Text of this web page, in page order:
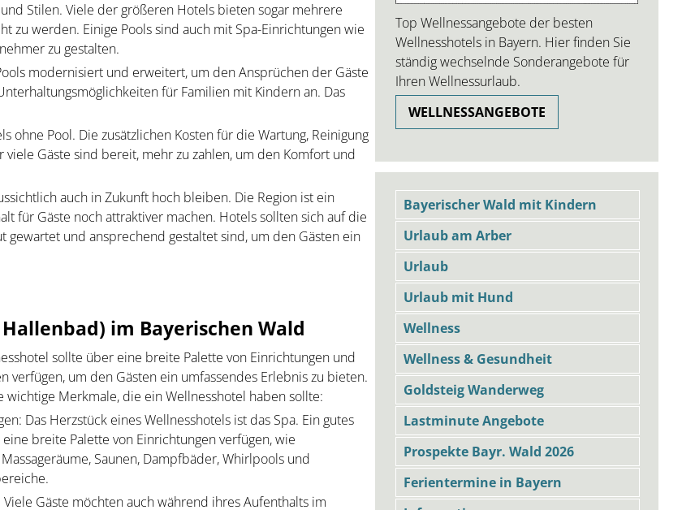
Stilen. Viele der größeren Hotels bieten sogar mehrere
zu werden. Einige Pools sind auch mit Spa-Einrichtungen wie
zu gestalten.
modernisiert und erweitert, um den Ansprüchen der Gäste
für Familien mit Kindern an. Das
Pool. Die zusätzlichen Kosten für die Wartung, Reinigung
Gäste sind bereit, mehr zu zahlen, um den Komfort und
auch in Zukunft hoch bleiben. Die Region ist ein
für Gäste noch attraktiver machen. Hotels sollten sich auf die
und ansprechend gestaltet sind, um den Gästen ein
im Bayerischen Wald
sollte über eine breite Palette von Einrichtungen und
verfügen, um den Gästen ein umfassendes Erlebnis zu bieten.
wichtige Merkmale, die ein Wellnesshotel haben sollte:
Das Herzstück eines Wellnesshotels ist das Spa. Ein gutes
breite Palette von Einrichtungen verfügen, wie
Saunen, Dampfbäder, Whirlpools und
Gäste möchten auch während ihres Aufenthalts im
Top Wellnessangebote der besten
Wellnesshotels in Bayern. Hier finden Sie
ständig wechselnde Sonderangebote für
Ihren Wellnessurlaub.
WELLNESSANGEBOTE
Bayerischer Wald mit Kindern
Urlaub am Arber
Urlaub
Urlaub mit Hund
Wellness
Wellness & Gesundheit
Goldsteig Wanderweg
Lastminute Angebote
Prospekte Bayr. Wald 2026
Ferientermine in Bayern